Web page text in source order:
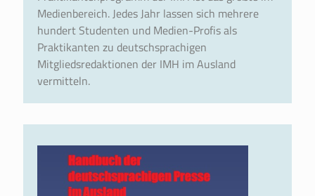
Medienbereich. Jedes Jahr lassen sich mehrere
hundert Studenten und Medien-Profis als
Praktikanten zu deutschsprachigen
Mitgliedsredaktionen der IMH im Ausland
vermitteln.